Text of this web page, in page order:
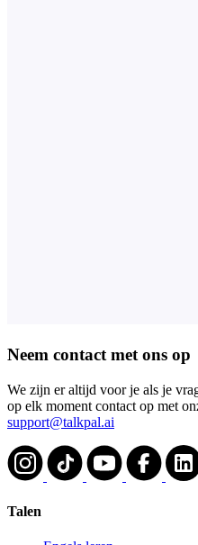
Neem contact met ons op
We zijn er altijd voor je als je
op elk moment contact op met
support@talkpal.ai
Talen